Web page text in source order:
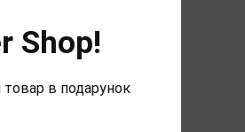
Shop!
в подарунок